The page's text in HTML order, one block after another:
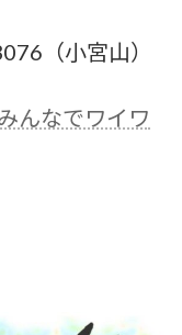
（小宮山）
んなでワイワ